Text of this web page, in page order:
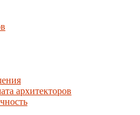
архитекторов